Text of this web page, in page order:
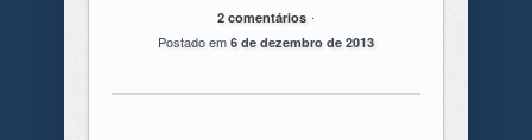
2 comentários .
Postado em 6 de dezembro de 2013